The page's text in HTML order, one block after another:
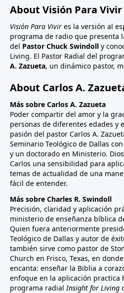
About Visión Para Vivir
Visión Para Vivir es la versión al
programa de radio que presenta
del Pastor Chuck Swindoll y
Living. El Pastor Radial del
A. Zazueta, un dinámico pastor,
About Carlos A.
Más sobre Carlos A. Zazueta
Poder compartir del amor y la
personas de diferentes edades y
pasión del pastor Carlos A.
Seminario Teológico de Dallas
y un doctorado en Ministerio.
Carlos una sensibilidad para
temas de actualidad de una
fácil de entender.
Más sobre Charles R. Swindoll
Precisión, claridad y aplicación
ministerio de enseñanza bíblica
Quien fuera anteriormente
Teológico de Dallas y autor de
también sirve como pastor de
Church en Frisco, Texas, en
encanta: enseñar la Biblia a
enfoque en la aplicación practica
programa radial Insight for Living